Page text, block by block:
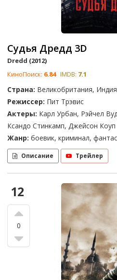
Судья Дредд 3D
Dredd (2012)
КиноПоиск: 6.84 IMDB: 7.1
Страна: Великобритания,
Режиссер: Пит Трэвис
Актеры: Карл Урбан, Рэйчел
Ксандо Стинкамп, Джейсон Коуп
Жанр: боевик, криминал,
Описание Трейлер
12
0